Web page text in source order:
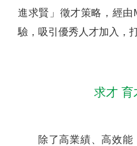
進求賢」徵才策略，經由
驗，吸引優秀人才加入，
求才 育
除了高業績、高效